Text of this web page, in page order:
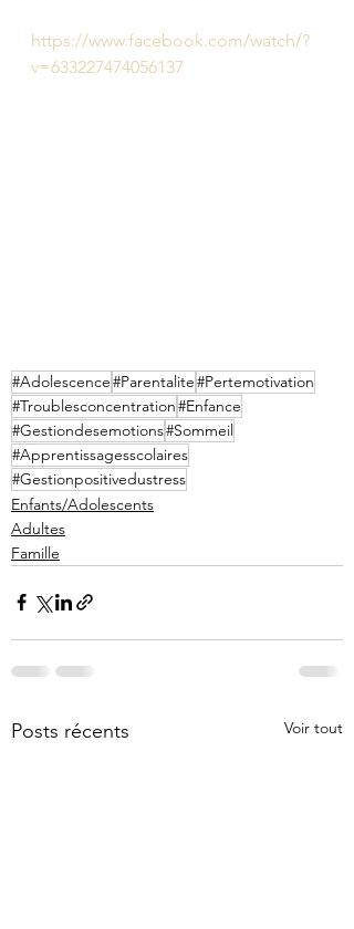
https://www.facebook.com/watch/?
v=633227474056137
#Adolescence#Parentalite#Pertemotivation
#Troublesconcentration#Enfance
#Gestiondesemotions#Sommeil
#Apprentissagesscolaires
#Gestionpositivedustress
Enfants/Adolescents
Adultes
Famille
Posts récents Voir tout